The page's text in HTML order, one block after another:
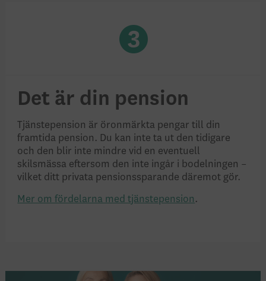
Det är din pension
Tjänstepension är öronmärkta pengar till din
framtida pension. Du kan inte ta ut den tidigare
och den blir inte mindre vid en eventuell
skilsmässa eftersom den inte ingår i bodelningen –
vilket ditt privata pensionssparande däremot gör.
Mer om fördelarna med tjänstepension .